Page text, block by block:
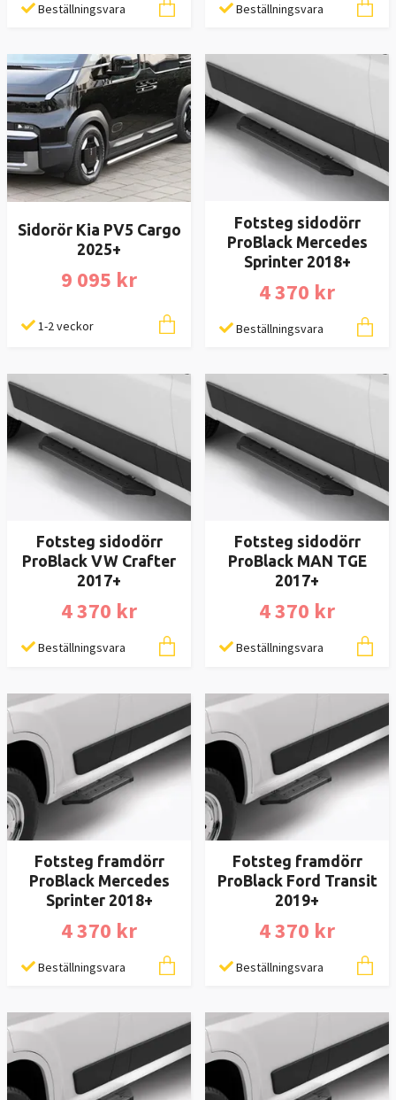
Beställningsvara Beställningsvara
Sidorör Kia PV5 Cargo
2025+
9 095 kr
1-2 veckor
Fotsteg sidodörr
ProBlack Mercedes
Sprinter 2018+
4 370 kr
Beställningsvara
Fotsteg sidodörr
ProBlack VW Crafter
2017+
4 370 kr
Beställningsvara
Fotsteg sidodörr
ProBlack MAN TGE
2017+
4 370 kr
Beställningsvara
Fotsteg framdörr
ProBlack Mercedes
Sprinter 2018+
4 370 kr
Beställningsvara
Fotsteg framdörr
ProBlack Ford Transit
2019+
4 370 kr
Beställningsvara